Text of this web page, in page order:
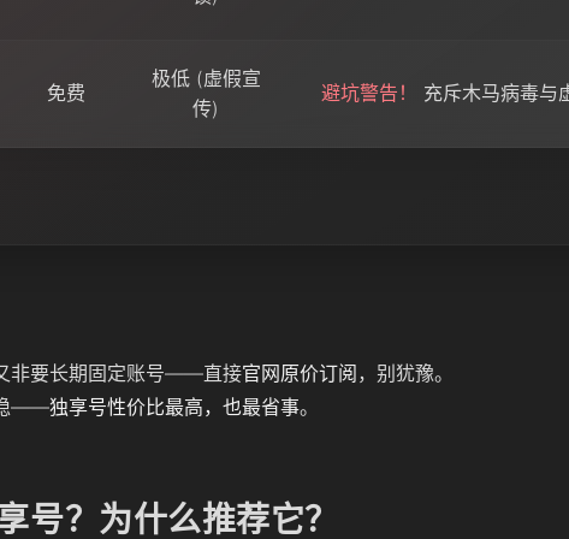
免费
极低 (虚假宣
传)
避坑警告！ 充斥木马病毒与
非要长期固定账号——直接官网原价订阅，别犹豫。
稳——独享号性价比最高，也最省事。
？为什么推荐它？